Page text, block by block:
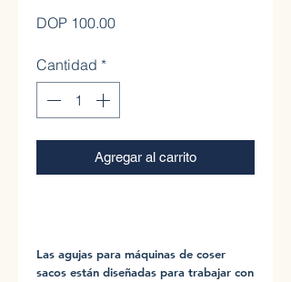
DOP 100.00Precio
Cantidad *
Agregar al carrito
Las agujas para máquinas de coser
sacos están diseñadas para trabajar con